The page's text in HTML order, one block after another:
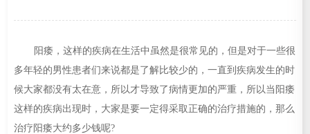
阳痿，这样的疾病在生活中虽然是很常见的，但是对于一些很
多年轻的男性患者们来说都是了解比较少的，一直到疾病发生的时
候大家都没有太在意，所以才导致了病情更加的严重，所以当阳痿
这样的疾病出现时，大家是要一定得采取正确的治疗措施的，那么
治疗阳痿大约多少钱呢?